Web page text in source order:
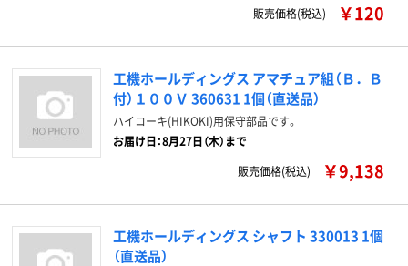
販売価格(税込)
￥120
工機ホールディングス アマチュア組（Ｂ．Ｂ
付）１００Ｖ 360631 1個（直送品）
ハイコーキ(HIKOKI)用保守部品です。
お届け日：8月27日（木）まで
販売価格(税込)
￥9,138
工機ホールディングス シャフト 330013 1個
（直送品）